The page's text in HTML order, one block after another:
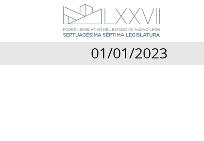
01/01/2023